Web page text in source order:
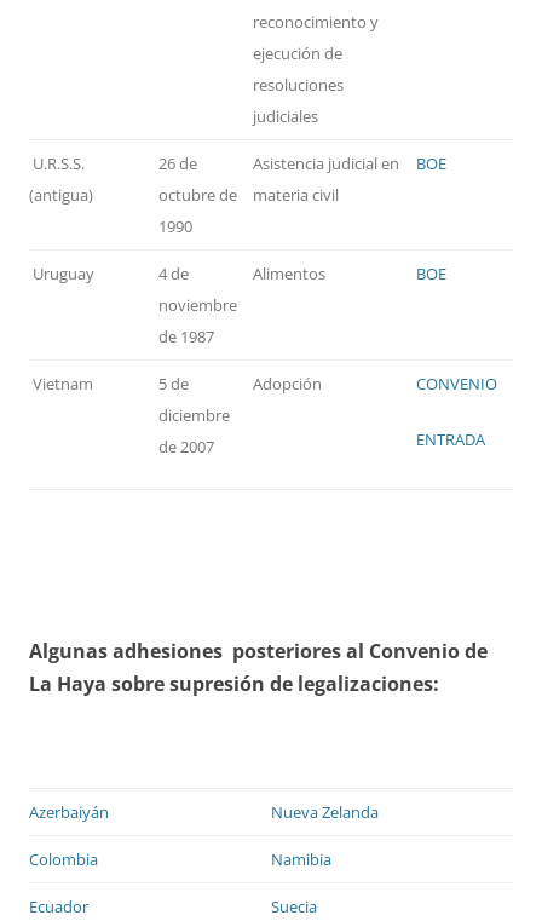
reconocimiento y
ejecución de
resoluciones
judiciales
U.R.S.S.
(antigua)
26 de
octubre de
1990
Asistencia judicial en
materia civil
BOE
Uruguay
4 de
noviembre
de 1987
Alimentos BOE
Vietnam
5 de
diciembre
de 2007
Adopción CONVENIO
ENTRADA
Algunas adhesiones posteriores al Convenio de
La Haya sobre supresión de legalizaciones:
Azerbaiyán Nueva Zelanda
Colombia Namibia
Ecuador Suecia